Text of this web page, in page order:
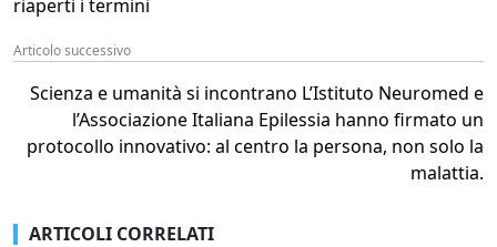
riaperti i termini
Articolo successivo
Scienza e umanità si incontrano L’Istituto Neuromed e
l’Associazione Italiana Epilessia hanno firmato un
protocollo innovativo: al centro la persona, non solo la
malattia.
ARTICOLI CORRELATI